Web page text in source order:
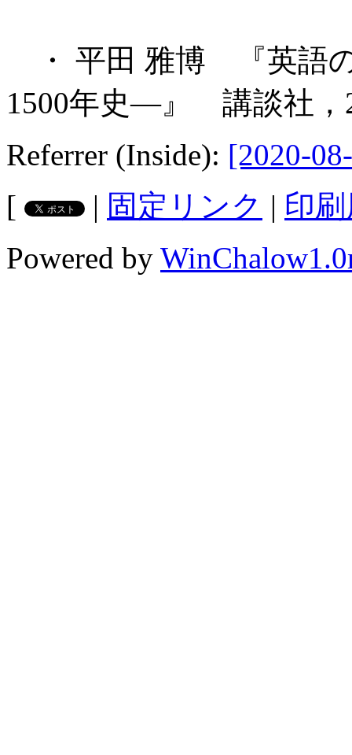
・ 平田 雅博 『英語
1500年史―』 講談社，
Referrer (Inside): [2020-
[
| 固定リンク | 印
Powered by